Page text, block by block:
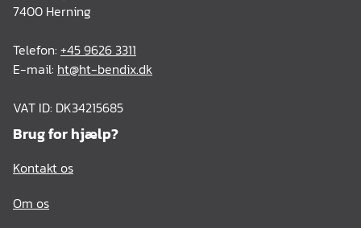
7400 Herning
Telefon: +45 9626 3311
E-mail: ht@ht-bendix.dk
VAT ID: DK34215685
Brug for hjælp?
Kontakt os
Om os